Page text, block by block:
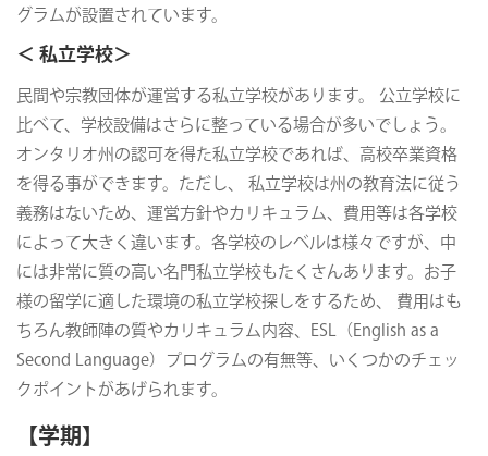
グラムが設置されています。
＜ 私立学校＞
民間や宗教団体が運営する私立学校があります。 公立学校に
比べて、学校設備はさらに整っている場合が多いでしょう。
オンタリオ州の認可を得た私立学校であれば、高校卒業資格
を得る事ができます。ただし、 私立学校は州の教育法に従う
義務はないため、運営方針やカリキュラム、費用等は各学校
によって大きく違います。各学校のレベルは様々ですが、中
には非常に質の高い名門私立学校もたくさんあります。お子
様の留学に適した環境の私立学校探しをするため、 費用はも
ちろん教師陣の質やカリキュラム内容、ESL（English as a
Second Language）プログラムの有無等、いくつかのチェッ
クポイントがあげられます。
【学期】